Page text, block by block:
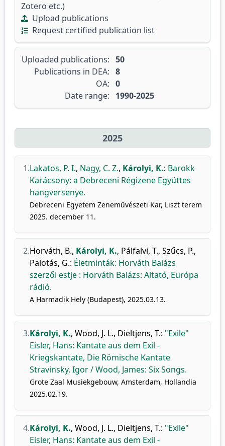
Zotero etc.)
Upload publications
Request certified publication list
Uploaded publications: 50
Publications in DEA: 8
OA: 0
Date range:
1990-2025
2025
1.Lakatos, P. I., Nagy, C. Z., Károlyi, K.: Barokk
Karácsony: a Debreceni Régizene Együttes
hangversenye.
Debreceni Egyetem Zeneművészeti Kar, Liszt terem
2025. december 11.
2.Horváth, B., Károlyi, K., Pálfalvi, T., Szűcs, P.,
Palotás, G.: Életminták: Horváth Balázs
szerzői estje : Horváth Balázs: Altató, Európa
rádió.
A Harmadik Hely (Budapest), 2025.03.13.
3.Károlyi, K., Wood, J. L., Dieltjens, T.: "Exile"
Eisler, Hans: Kantate aus dem Exil -
Kriegskantate, Die Römische Kantate
Stravinsky, Igor / Wood, James: Six Songs.
Grote Zaal Musiekgebouw, Amsterdam, Hollandia
2025.02.19.
4.Károlyi, K., Wood, J. L., Dieltjens, T.: "Exile"
Eisler, Hans: Kantate aus dem Exil -